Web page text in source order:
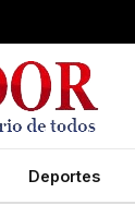
Deportes